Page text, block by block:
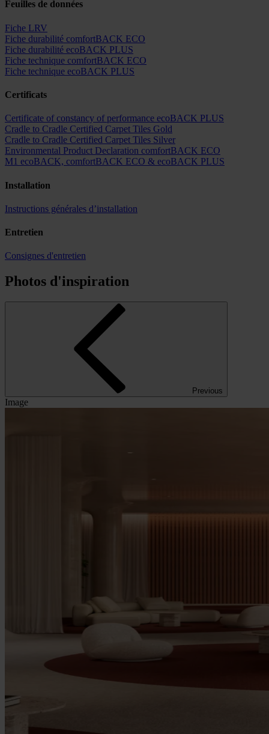
Feuilles de données
Fiche LRV
Fiche durabilité comfortBACK ECO
Fiche durabilité ecoBACK PLUS
Fiche technique comfortBACK ECO
Fiche technique ecoBACK PLUS
Certificats
Certificate of constancy of performance ecoBACK PLUS
Cradle to Cradle Certified Carpet Tiles Gold
Cradle to Cradle Certified Carpet Tiles Silver
Environmental Product Declaration comfortBACK ECO
M1 ecoBACK, comfortBACK ECO & ecoBACK PLUS
Installation
Instructions générales d’installation
Entretien
Consignes d'entretien
Photos d'inspiration
Previous
Image